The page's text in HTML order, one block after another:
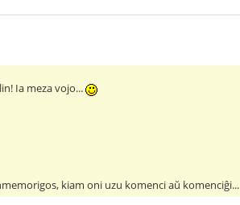
Ia meza vojo...
kiam oni uzu komenci aŭ komenciĝi...